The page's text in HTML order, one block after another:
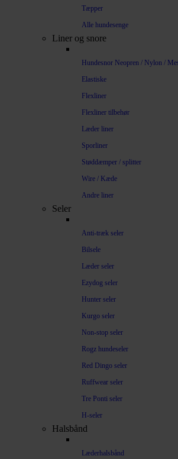
Tæpper
Alle hundesenge
Liner og snore
Hundesnor Neopren / Nylon /
Elastiske
Flexliner
Flexliner tilbehør
Læder liner
Sporliner
Støddæmper / splitter
Wire / Kæde
Andre liner
Seler
Anti-træk seler
Bilsele
Læder seler
Ezydog seler
Hunter seler
Kurgo seler
Non-stop seler
Rogz hundeseler
Red Dingo seler
Ruffwear seler
Tre Ponti seler
H-seler
Halsbånd
Læderhalsbånd